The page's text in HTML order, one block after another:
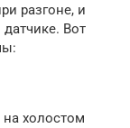
разгоне, и
Вот
на холостом